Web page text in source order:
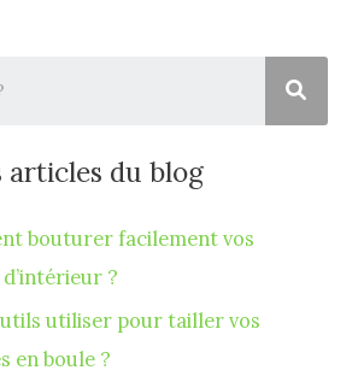
articles du blog
bouturer facilement vos
?
utiliser pour tailler vos
en boule ?